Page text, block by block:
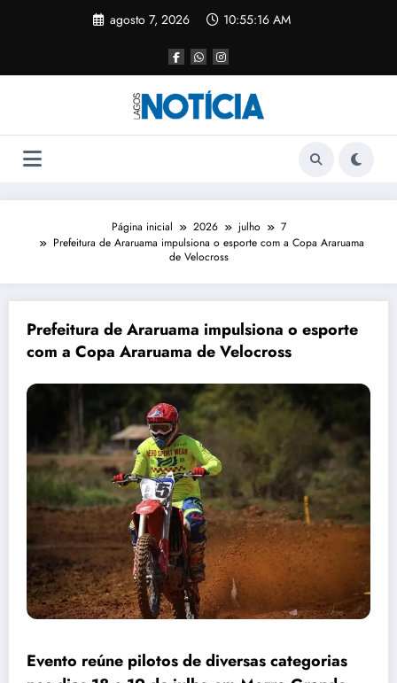
agosto 7, 2026 10:55:16 AM
Página inicial 2026 julho
7
Prefeitura de Araruama impulsiona o esporte com a Copa Araruama
de Velocross
Prefeitura de Araruama impulsiona o esporte
com a Copa Araruama de Velocross
Evento reúne pilotos de diversas categorias